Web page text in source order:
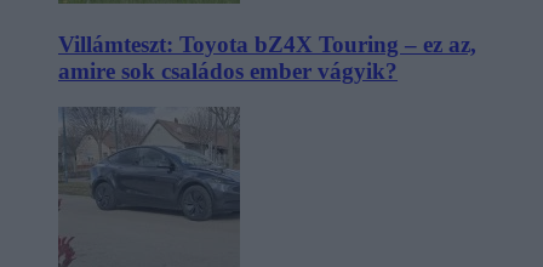
Villámteszt: Toyota bZ4X Touring – ez az,
amire sok családos ember vágyik?